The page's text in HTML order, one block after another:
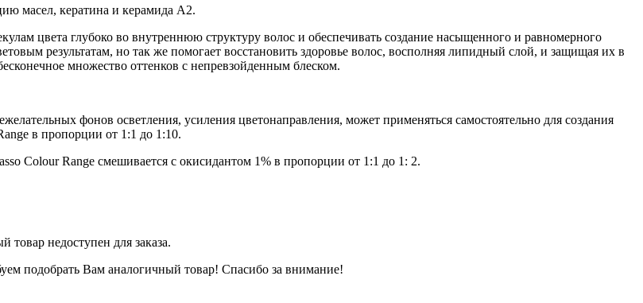
масел, кератина и керамида А2.
цвета глубоко во внутреннюю структуру волос и обеспечивать создание насыщенного и равномерного
результатам, но так же помогает восстановить здоровье волос, восполняя липидный слой, и защищая их в
множество оттенков с непревзойденным блеском.
фонов осветления, усиления цветонаправления, может применяться самостоятельно для создания
в пропорции от 1:1 до 1:10.
Colour Range смешивается с окисидантом 1% в пропорции от 1:1 до 1: 2.
товар недоступен для заказа.
подобрать Вам аналогичный товар! Спасибо за внимание!